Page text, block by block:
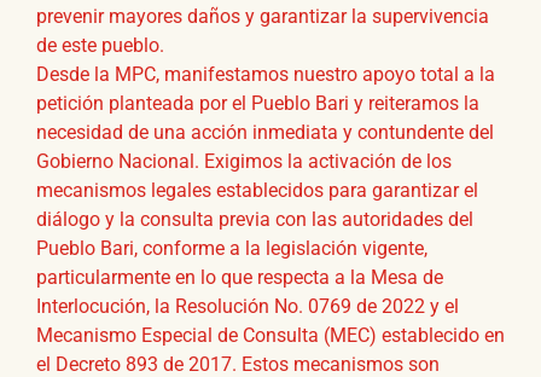
prevenir mayores daños y garantizar la supervivencia
de este pueblo.
Desde la MPC, manifestamos nuestro apoyo total a la
petición planteada por el Pueblo Bari y reiteramos la
necesidad de una acción inmediata y contundente del
Gobierno Nacional. Exigimos la activación de los
mecanismos legales establecidos para garantizar el
diálogo y la consulta previa con las autoridades del
Pueblo Bari, conforme a la legislación vigente,
particularmente en lo que respecta a la Mesa de
Interlocución, la Resolución No. 0769 de 2022 y el
Mecanismo Especial de Consulta (MEC) establecido en
el Decreto 893 de 2017. Estos mecanismos son